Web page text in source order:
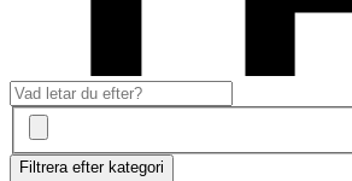
Filtrera efter kategori